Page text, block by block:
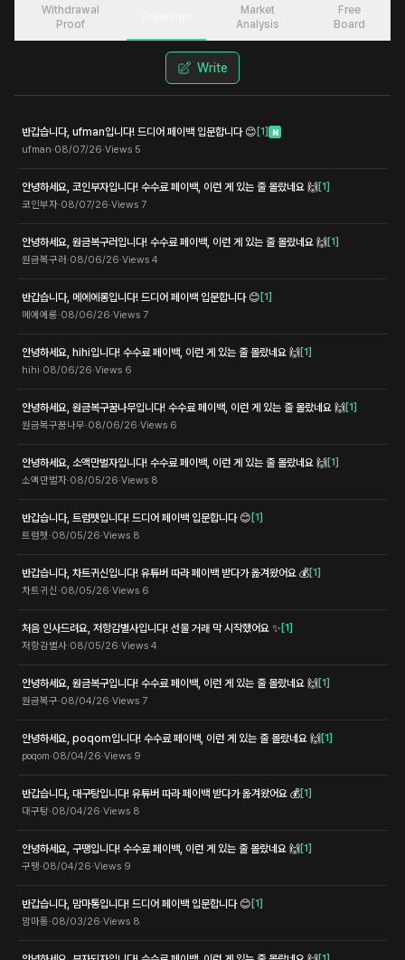
Withdrawal
Proof
Market
Analysis
Free
Board
Write
반갑습니다, ufman입니다! 드디어 페이백 입문합니다 😊 [1] N
ufman·08/07/26·Views 5
안녕하세요, 코인부자입니다! 수수료 페이백, 이런 게 있는 줄 몰랐네요 🙌 [1]
코인부자·08/07/26·Views 7
안녕하세요, 원금복구러입니다! 수수료 페이백, 이런 게 있는 줄 몰랐네요 🙌 [1]
원금복구러·08/06/26·Views 4
반갑습니다, 메에에롱입니다! 드디어 페이백 입문합니다 😊 [1]
메에에롱·08/06/26·Views 7
안녕하세요, hihi입니다! 수수료 페이백, 이런 게 있는 줄 몰랐네요 🙌 [1]
hihi·08/06/26·Views 6
안녕하세요, 원금복구꿈나무입니다! 수수료 페이백, 이런 게 있는 줄 몰랐네요 🙌 [1]
원금복구꿈나무·08/06/26·Views 6
안녕하세요, 소액만벌자입니다! 수수료 페이백, 이런 게 있는 줄 몰랐네요 🙌 [1]
소액만벌자·08/05/26·Views 8
반갑습니다, 트럼펫입니다! 드디어 페이백 입문합니다 😊 [1]
트럼펫 ·08/05/26·Views 8
반갑습니다, 차트귀신입니다! 유튜버 따라 페이백 받다가 옮겨왔어요 💰[1]
차트귀신 ·08/05/26·Views 6
처음 인사드려요, 저항감별사입니다! 선물 거래 막 시작했어요 ✨ [1]
저항감별사·08/05/26·Views 4
안녕하세요, 원금복구입니다! 수수료 페이백, 이런 게 있는 줄 몰랐네요 🙌 [1]
원금복구·08/04/26·Views 7
안녕하세요, poqom입니다! 수수료 페이백, 이런 게 있는 줄 몰랐네요 🙌 [1]
poqom·08/04/26·Views 9
반갑습니다, 대구탕입니다! 유튜버 따라 페이백 받다가 옮겨왔어요 💰[1]
대구탕·08/04/26·Views 8
안녕하세요, 구땡입니다! 수수료 페이백, 이런 게 있는 줄 몰랐네요 🙌 [1]
구땡·08/04/26·Views 9
반갑습니다, 맘마통입니다! 드디어 페이백 입문합니다 😊 [1]
맘마통·08/03/26·Views 8